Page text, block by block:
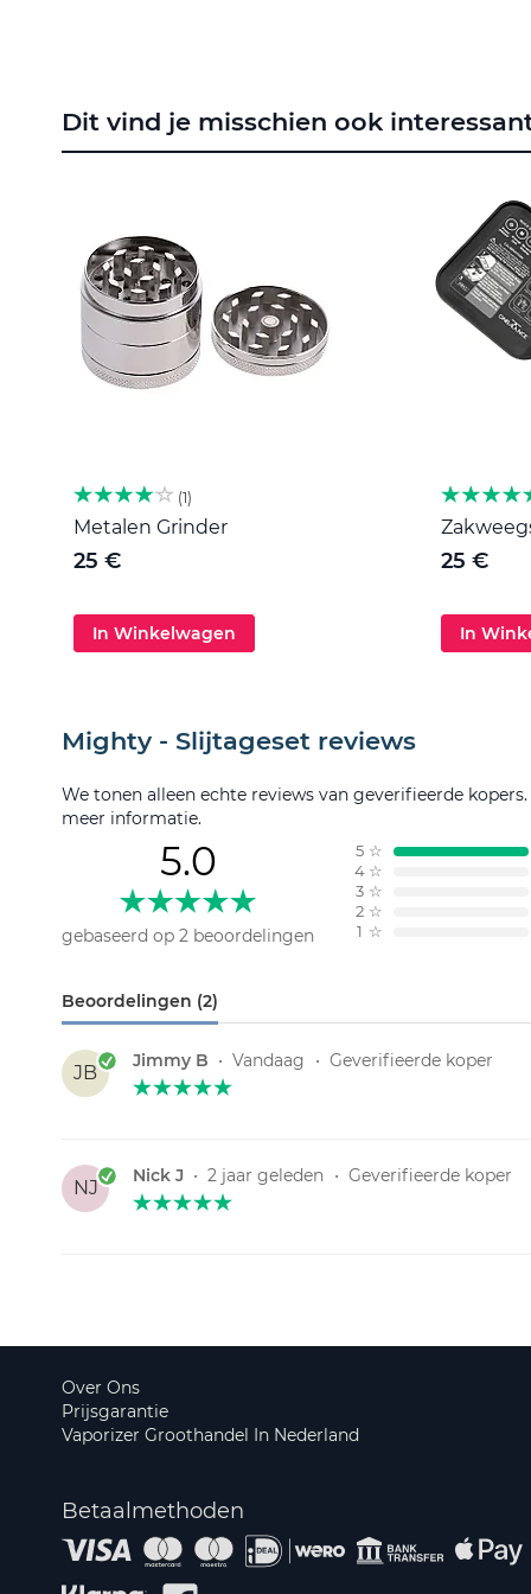
de
afbeeldingen-
gallerij
Dit vind je misschien ook
1
Metalen Grinder
25 €
In Winkelwagen
25 €
In
Mighty - Slijtageset reviews
We tonen alleen echte reviews van geverifieerde
meer informatie.
5.0
gebaseerd op 2 beoordelingen
5 ☆
4 ☆
3 ☆
2 ☆
1 ☆
Beoordelingen (2)
JB
Jimmy B • Vandaag • Geverifieerde koper
NJ
Nick J • 2 jaar geleden • Geverifieerde koper
Over Ons
Prijsgarantie
Vaporizer Groothandel In Nederland
Betaalmethoden